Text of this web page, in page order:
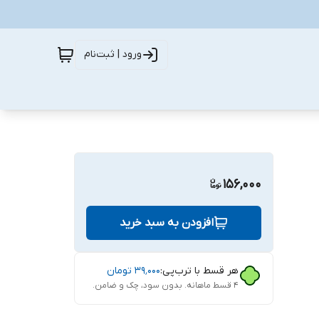
ورود | ثبت‌نام
156,000
افزودن به سبد خرید
هر قسط با ترب‌پی:۳۹٬۰۰۰ تومان
۴ قسط ماهانه. بدون سود، چک و ضامن.